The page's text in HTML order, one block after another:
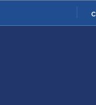
Ministério da Defesa